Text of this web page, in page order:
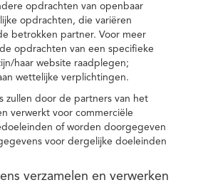
opdrachten van openbaar
opdrachten, die variëren
betrokken partner. Voor meer
opdrachten van een specifieke
haar website raadplegen;
wettelijke verplichtingen.
zullen door de partners van het
verwerkt voor commerciële
of worden doorgegeven
voor dergelijke doeleinden
verzamelen en verwerken